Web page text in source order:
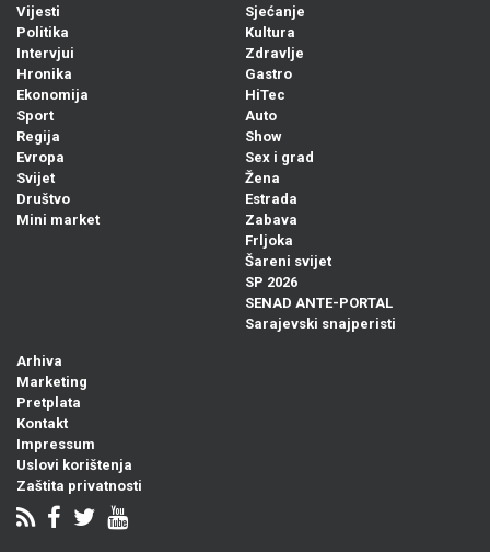
Vijesti
Politika
Intervjui
Hronika
Ekonomija
Sport
Regija
Evropa
Svijet
Društvo
Mini market
Sjećanje
Kultura
Zdravlje
Gastro
HiTec
Auto
Show
Sex i grad
Žena
Estrada
Zabava
Frljoka
Šareni svijet
SP 2026
SENAD ANTE-PORTAL
Sarajevski snajperisti
Arhiva
Marketing
Pretplata
Kontakt
Impressum
Uslovi korištenja
Zaštita privatnosti